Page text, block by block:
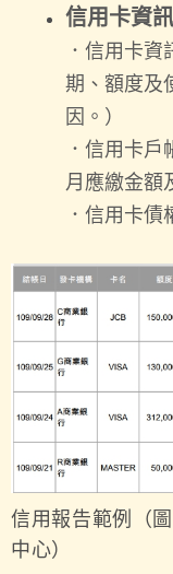
信用卡資訊
．信用卡
期、額度及
因。 ）
．信用卡
月應繳金額
．信用卡
信用報告範例（
中心）